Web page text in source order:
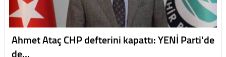
Ahmet Ataç CHP defterini kapattı: YENİ Parti'de
de…